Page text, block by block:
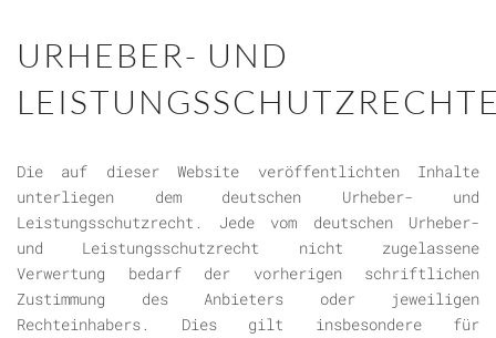
URHEBER- UND
Die auf dieser Website veröffentlichten Inhalte
unterliegen dem deutschen Urheber- und
Leistungsschutzrecht. Jede vom deutschen Urheber-
und Leistungsschutzrecht nicht zugelassene
Verwertung bedarf der vorherigen schriftlichen
Zustimmung des Anbieters oder jeweiligen
Rechteinhabers. Dies gilt insbesondere für